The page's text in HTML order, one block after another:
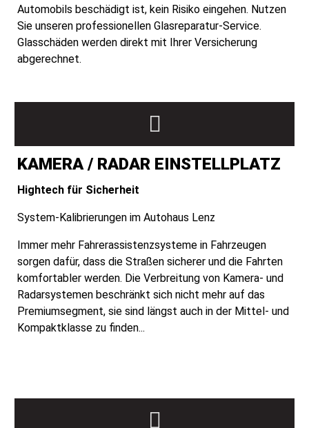
Automobils beschädigt ist, kein Risiko eingehen. Nutzen
Sie unseren professionellen Glasreparatur-Service.
Glasschäden werden direkt mit Ihrer Versicherung
abgerechnet.
KAMERA / RADAR EINSTELLPLATZ
Hightech für Sicherheit
System-Kalibrierungen im Autohaus Lenz
Immer mehr Fahrerassistenzsysteme in Fahrzeugen
sorgen dafür, dass die Straßen sicherer und die Fahrten
komfortabler werden. Die Verbreitung von Kamera- und
Radarsystemen beschränkt sich nicht mehr auf das
Premiumsegment, sie sind längst auch in der Mittel- und
Kompaktklasse zu finden...